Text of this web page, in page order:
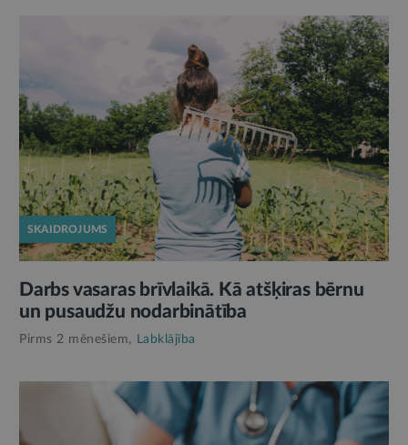
SKAIDROJUMS
Darbs vasaras brīvlaikā. Kā atšķiras bērnu
un pusaudžu nodarbinātība
Pirms 2 mēnešiem, Labklājība